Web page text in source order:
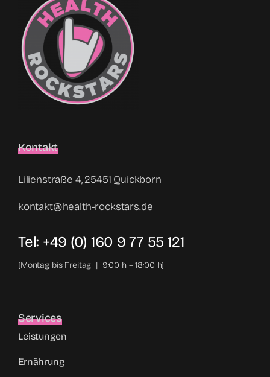
Kontakt
Lilienstraße 4, 25451 Quickborn
kontakt@health-rockstars.de
Tel: +49 (0) 160 9 77 55 121
[Montag bis Freitag | 9:00 h – 18:00 h]
Services
Leistungen
Ernährung